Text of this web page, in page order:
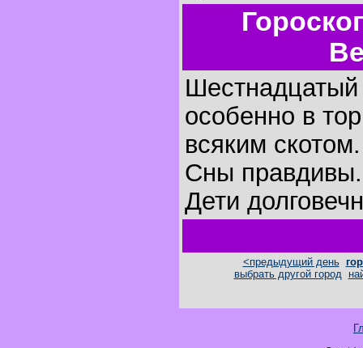
Шестнадцатый
особенно в
всяким скотом.
Сны правдивы.
Дети
<предыдущий день
выбрать другой город